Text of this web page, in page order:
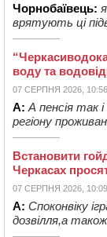
Чорнобаївець:
врятують ці
воду та
07 СЕРПНЯ 2026, 10:56
А: А пенсія так
регіону
Встановити
Черкасах
07 СЕРПНЯ 2026, 10:09
А: Споконвіку
дозвілля,а